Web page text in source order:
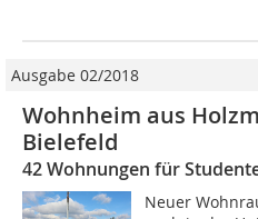
Ausgabe 02/2018
Wohnheim aus
Bielefeld
42 Wohnungen für
Neuer